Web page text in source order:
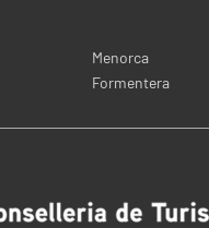
Menorca
Formentera